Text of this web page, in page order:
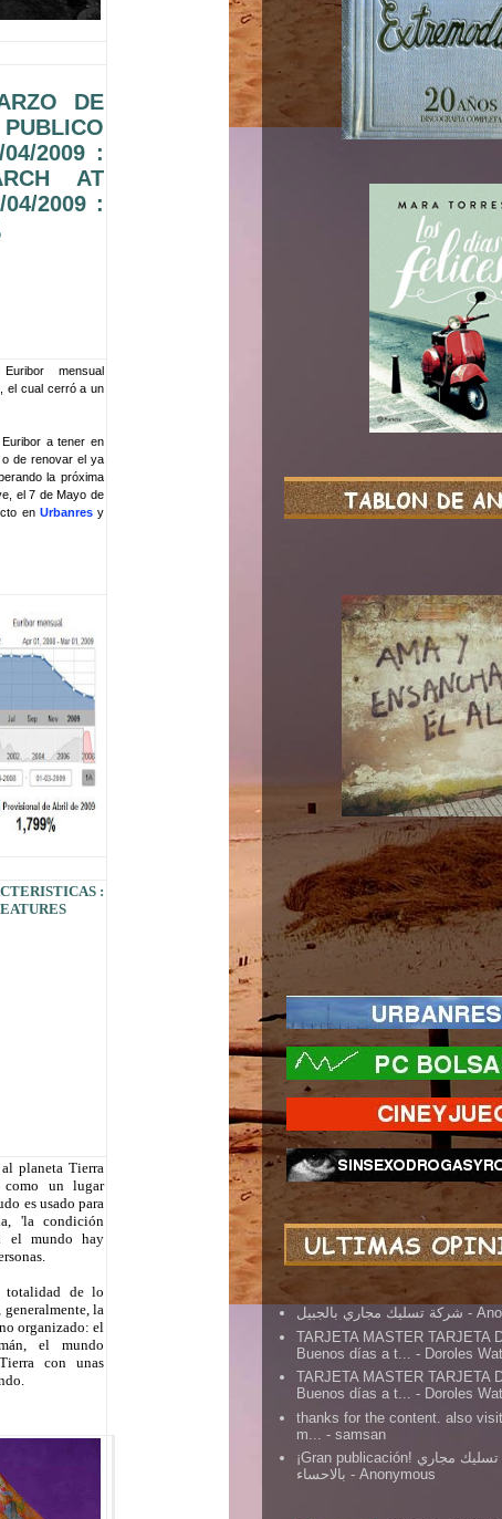
DE
2009 :
AT
2009 :
mensual
el cual cerró a un
a tener en
de renovar el ya
la próxima
el 7 de Mayo de
en Urbanresy
:
planeta Tierra
como un lugar
es usado para
'la condición
el mundo hay
totalidad de lo
la
organizado: el
el mundo
con unas
شركة تسليك مجاري بالجبيل -
TARJETA MASTER TARJETA
Buenos días a t...
- Doroles
TARJETA MASTER TARJETA
Buenos días a t... - Doroles
thanks for the content. also
m...
- samsan
¡Gran publicación! شركة تسليك مجاري
بالاحساء - Anonymous